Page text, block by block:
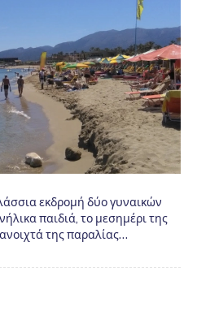
εκδρομή δύο γυναικών
παιδιά, το μεσημέρι της
της παραλίας…